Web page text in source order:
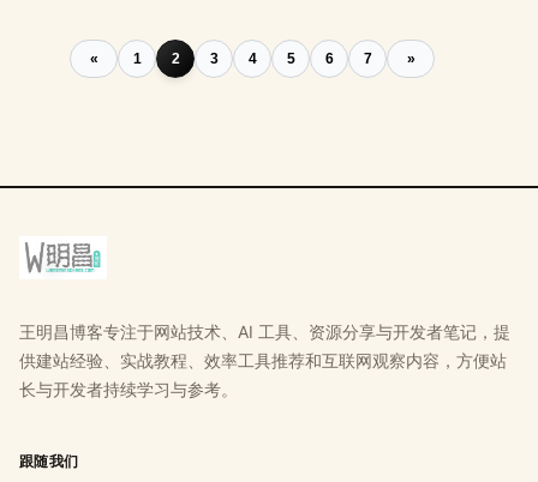
« 1 2 3 4 5 6 7 »
王明昌博客专注于网站技术、AI 工具、资源分享与开发者笔记，提
供建站经验、实战教程、效率工具推荐和互联网观察内容，方便站
长与开发者持续学习与参考。
跟随我们